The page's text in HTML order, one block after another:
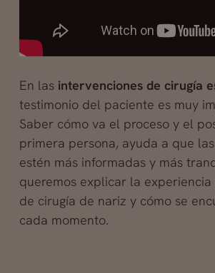
En las intervenciones de cirugía
testimonio del paciente es muy
Saber cómo va el proceso y el
primera persona, ayuda a que
estén más informadas y más
queremos explicar la
de cirugía de nariz y cómo se
cada momento.